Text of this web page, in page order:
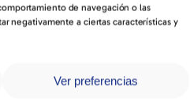
de navegación o las
negativamente a ciertas características y
Ver preferencias